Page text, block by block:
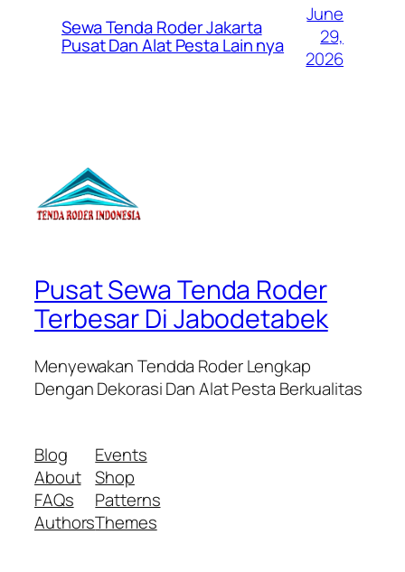
Sewa Tenda Roder Jakarta
Pusat Dan Alat Pesta Lain nya
June
29,
2026
Pusat Sewa Tenda Roder
Terbesar Di Jabodetabek
Menyewakan Tendda Roder Lengkap
Dengan Dekorasi Dan Alat Pesta Berkualitas
Blog
About
FAQs
Authors
Events
Shop
Patterns
Themes